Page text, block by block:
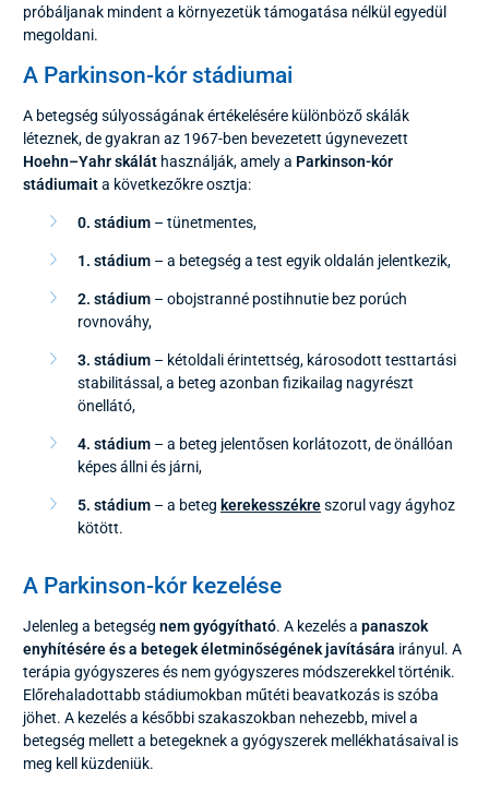
próbáljanak mindent a környezetük támogatása nélkül egyedül
megoldani.
A Parkinson-kór stádiumai
A betegség súlyosságának értékelésére különböző skálák
léteznek, de gyakran az 1967-ben bevezetett úgynevezett
Hoehn–Yahr skálát használják, amely a Parkinson-kór
stádiumaita következőkre osztja:
0. stádium– tünetmentes,
1. stádium– a betegség a test egyik oldalán jelentkezik,
2. stádium– obojstranné postihnutie bez porúch
rovnováhy,
3. stádium – kétoldali érintettség, károsodott testtartási
stabilitással, a beteg azonban fizikailag nagyrészt
önellátó,
4. stádium– a beteg jelentősen korlátozott, de önállóan
képes állni és járni,
5. stádium – a beteg kerekesszékreszorul vagy ágyhoz
kötött.
A Parkinson-kór kezelése
Jelenleg a betegség nem gyógyítható. A kezelés a panaszok
enyhítésére és a betegek életminőségének javítására irányul. A
terápia gyógyszeres és nem gyógyszeres módszerekkel történik.
Előrehaladottabb stádiumokban műtéti beavatkozás is szóba
jöhet. A kezelés a későbbi szakaszokban nehezebb, mivel a
betegség mellett a betegeknek a gyógyszerek mellékhatásaival is
meg kell küzdeniük.